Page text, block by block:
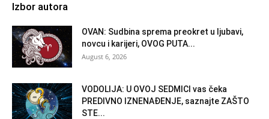
Izbor autora
OVAN: Sudbina sprema preokret u ljubavi,
novcu i karijeri, OVOG PUTA...
August 6, 2026
VODOLIJA: U OVOJ SEDMICI vas čeka
PREDIVNO IZNENAĐENJE, saznajte ZAŠTO
STE...